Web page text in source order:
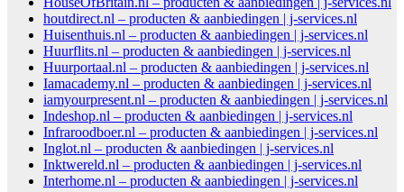
houtdirect.nl – producten & aanbiedingen | j-services.nl
Huisenthuis.nl – producten & aanbiedingen | j-services.nl
Huurflits.nl – producten & aanbiedingen | j-services.nl
Huurportaal.nl – producten & aanbiedingen | j-services.nl
Iamacademy.nl – producten & aanbiedingen | j-services.nl
iamyourpresent.nl – producten & aanbiedingen | j-services.nl
Indeshop.nl – producten & aanbiedingen | j-services.nl
Infraroodboer.nl – producten & aanbiedingen | j-services.nl
Inglot.nl – producten & aanbiedingen | j-services.nl
Inktwereld.nl – producten & aanbiedingen | j-services.nl
Interhome.nl – producten & aanbiedingen | j-services.nl